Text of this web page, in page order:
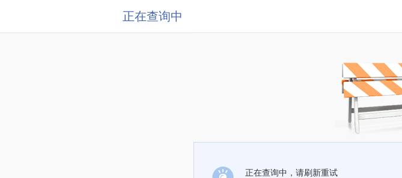
正在查询中
正在查询中，请刷新重试